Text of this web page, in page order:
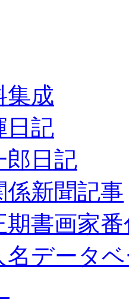
集成
日記
郎日記
係新聞記事
期書画家
名データ